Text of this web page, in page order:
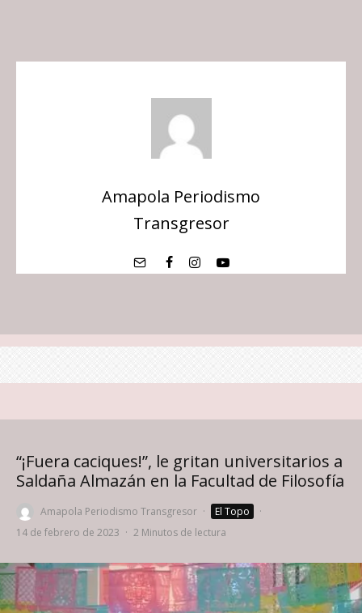
Amapola Periodismo
Transgresor
“¡Fuera caciques!”, le gritan universitarios a
Saldaña Almazán en la Facultad de Filosofía
Amapola Periodismo Transgresor · El Topo
·
14 de febrero de 2023 · 2 Minutos de lectura